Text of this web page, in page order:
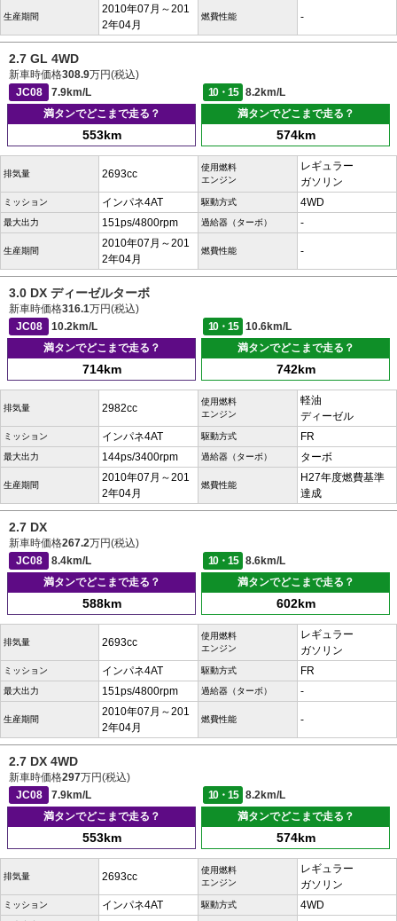
生産期間
2010年07月～201
2年04月
燃費性能 -
2.7 GL 4WD
新車時価格308.9万円(税込)
JC08
7.9km/L 10・15
8.2km/L
満タンでどこまで走る？
553km
満タンでどこまで走る？
574km
排気量 2693cc
使用燃料
エンジン
レギュラー
ガソリン
ミッション インパネ4AT 駆動方式 4WD
最大出力 151ps/4800rpm 過給器（ターボ） -
生産期間
2010年07月～201
2年04月
燃費性能 -
3.0 DX ディーゼルターボ
新車時価格316.1万円(税込)
JC08
10.2km/L 10・15
10.6km/L
満タンでどこまで走る？
714km
満タンでどこまで走る？
742km
排気量 2982cc
使用燃料
エンジン
軽油
ディーゼル
ミッション インパネ4AT 駆動方式 FR
最大出力 144ps/3400rpm 過給器（ターボ） ターボ
生産期間
2010年07月～201
2年04月
燃費性能
H27年度燃費基準
達成
2.7 DX
新車時価格267.2万円(税込)
JC08
8.4km/L 10・15
8.6km/L
満タンでどこまで走る？
588km
満タンでどこまで走る？
602km
排気量 2693cc
使用燃料
エンジン
レギュラー
ガソリン
ミッション インパネ4AT 駆動方式 FR
最大出力 151ps/4800rpm 過給器（ターボ） -
生産期間
2010年07月～201
2年04月
燃費性能 -
2.7 DX 4WD
新車時価格297万円(税込)
JC08
7.9km/L 10・15
8.2km/L
満タンでどこまで走る？
553km
満タンでどこまで走る？
574km
排気量 2693cc
使用燃料
エンジン
レギュラー
ガソリン
ミッション インパネ4AT 駆動方式 4WD